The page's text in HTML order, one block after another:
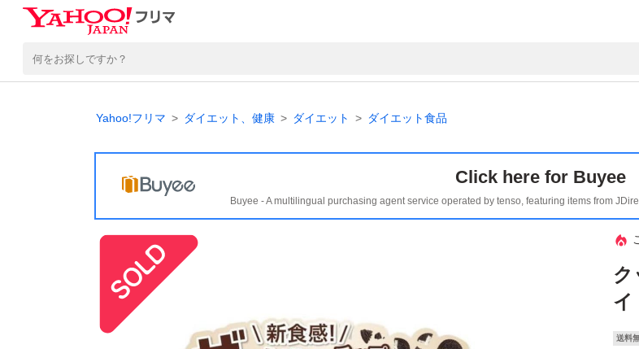
Yahoo!フリマ ダイエット、健康 ダイエット ダイエット食品
Click here for Buyee
Buyee - A multilingual purchasing agent service operated by tenso, featuring items from
ク
イ
送料